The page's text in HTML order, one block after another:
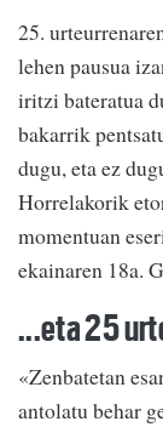
25.
lehen pausua
iritzi bateratua
bakarrik
dugu, eta ez
Horrelakorik
momentuan
ekainaren 18a.
...eta 25
«Zenbatetan
antolatu behar